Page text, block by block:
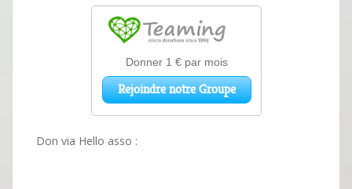
Don via Hello asso :